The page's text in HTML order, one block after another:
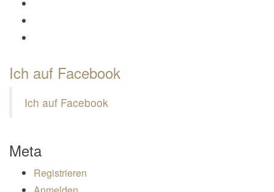
Ich auf Facebook
Ich auf Facebook
Meta
Registrieren